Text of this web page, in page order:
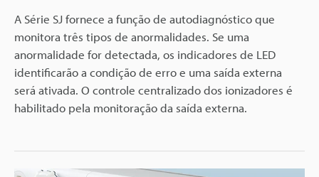
A Série SJ fornece a função de autodiagnóstico que
monitora três tipos de anormalidades. Se uma
anormalidade for detectada, os indicadores de LED
identificarão a condição de erro e uma saída externa
será ativada. O controle centralizado dos ionizadores é
habilitado pela monitoração da saída externa.